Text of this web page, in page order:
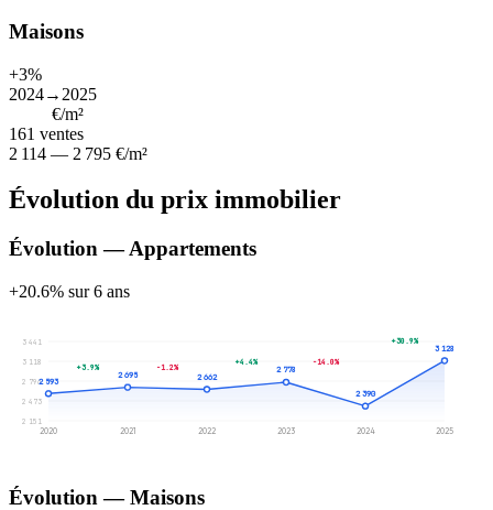
Maisons
+3%
2024→2025
€/m²
161 ventes
2 114 — 2 795 €/m²
Évolution du prix immobilier
Évolution — Appartements
+20.6% sur 6 ans
2 151
2 473
2 796
3 118
3 441
2 593
2020
2 695
2021
2 662
2022
2 778
2023
2 390
2024
3 128
2025
+3.9% -1.2%
+4.4% -14.0%
+30.9%
Évolution — Maisons